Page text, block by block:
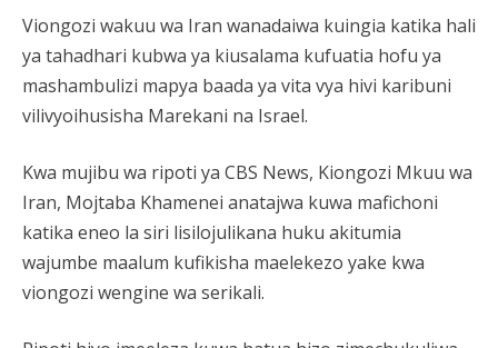
Viongozi wakuu wa Iran wanadaiwa kuingia katika hali
ya tahadhari kubwa ya kiusalama kufuatia hofu ya
mashambulizi mapya baada ya vita vya hivi karibuni
vilivyoihusisha Marekani na Israel.
Kwa mujibu wa ripoti ya CBS News, Kiongozi Mkuu wa
Iran, Mojtaba Khamenei anatajwa kuwa mafichoni
katika eneo la siri lisilojulikana huku akitumia
wajumbe maalum kufikisha maelekezo yake kwa
viongozi wengine wa serikali.